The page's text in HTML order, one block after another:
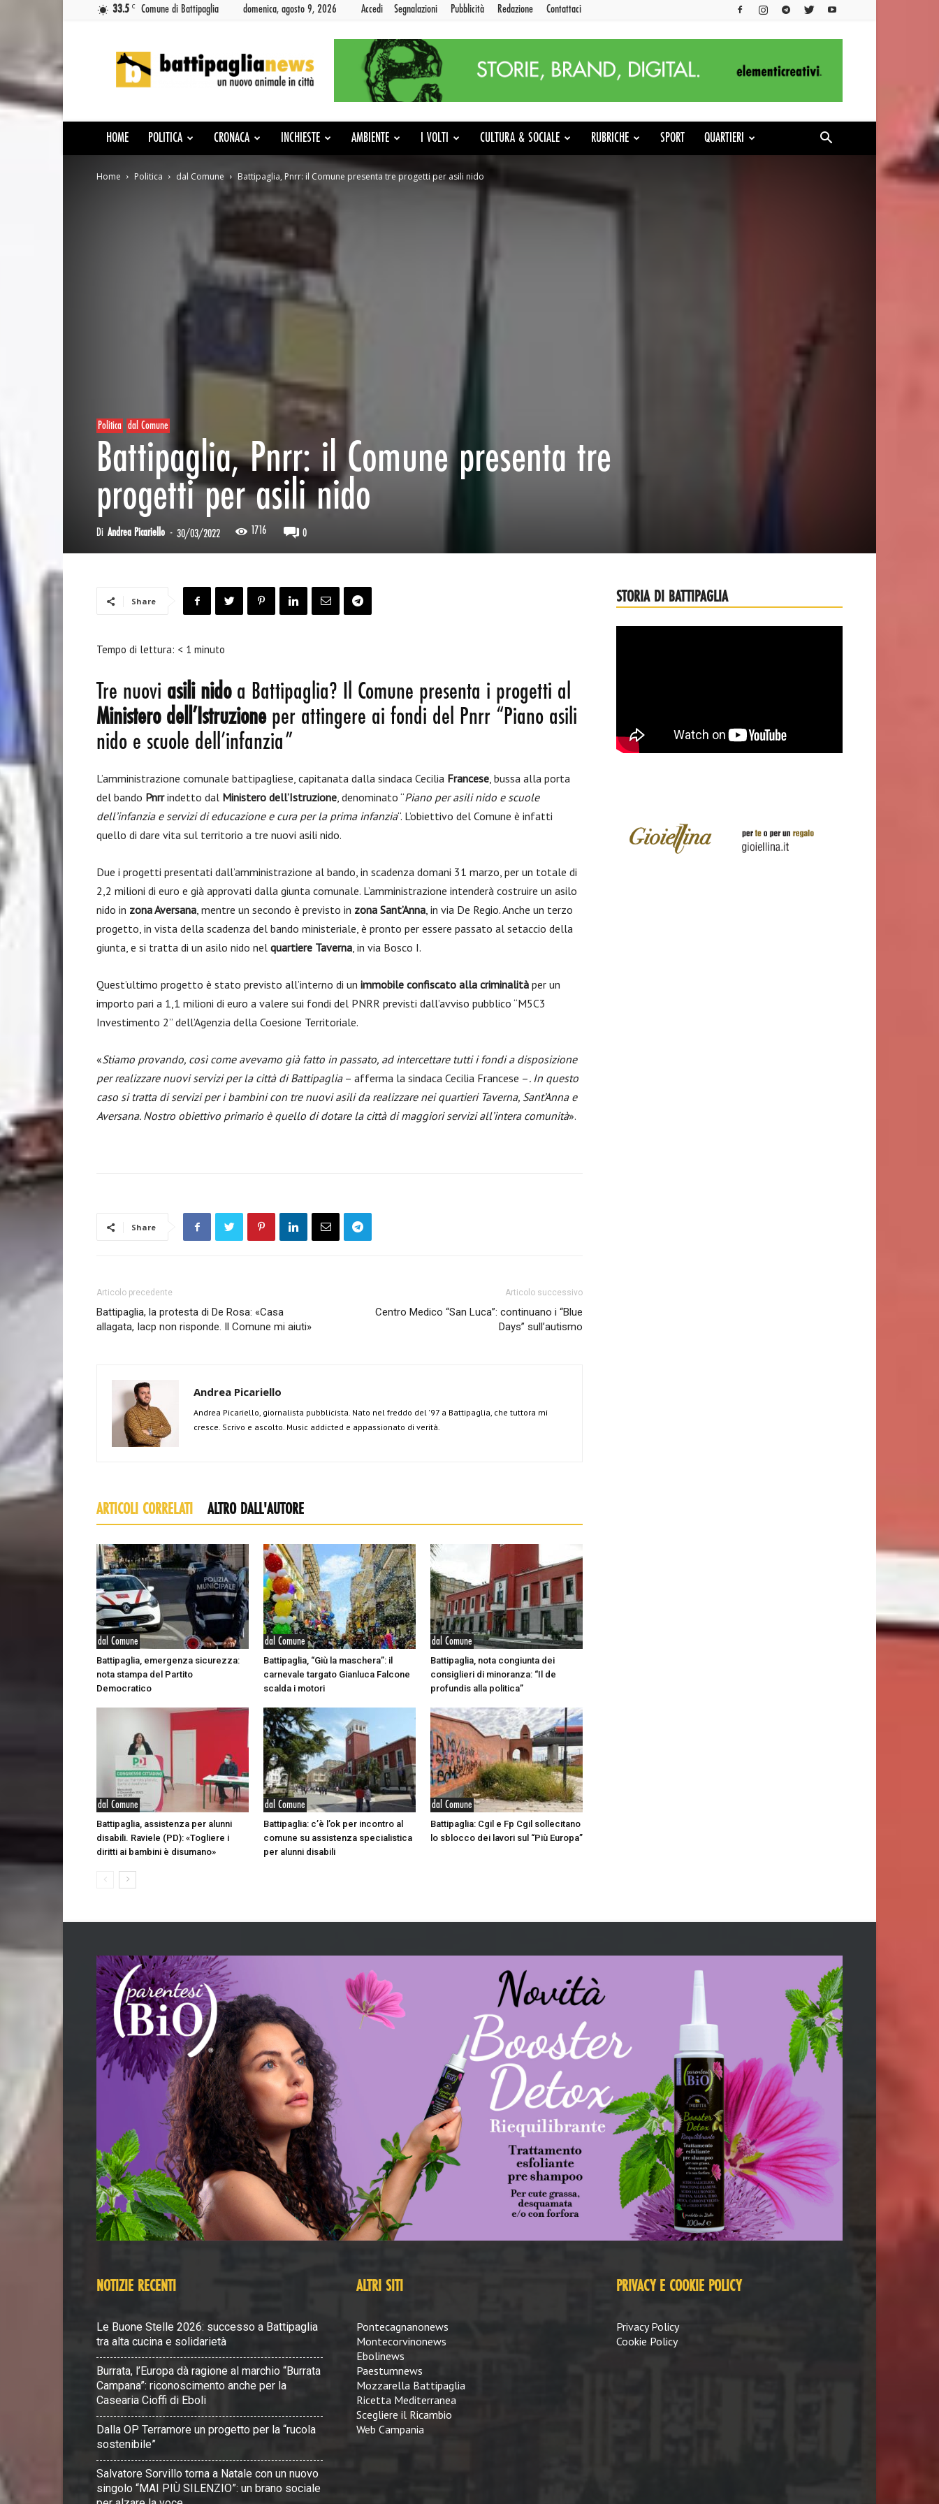
33.5 C Comune di Battipaglia domenica, agosto 9, 2026 Accedi Segnalazioni Pubblicità Redazione Contattaci
News
HOME POLITICA CRONACA INCHIESTE AMBIENTE I VOLTI CULTURA & SOCIALE RUBRICHE SPORT QUARTIERI
Home Politica dal Comune Battipaglia, Pnrr: il Comune presenta tre progetti per asili nido
Politica dal Comune
Battipaglia, Pnrr: il Comune presenta tre
progetti per asili nido
Di Andrea Picariello - 30/03/2022 1716 0
Share
Tempo di lettura: < 1 minuto
Tre nuovi asili nidoa Battipaglia? Il Comune presenta i progetti al
Ministero dell’Istruzioneper attingere ai fondi del Pnrr “Piano asili
nido e scuole dell’infanzia”
L’amministrazione comunale battipagliese, capitanata dalla sindaca Cecilia Francese, bussa alla porta
del bando Pnrrindetto dal Ministero dell’Istruzione, denominato “Piano per asili nido e scuole
dell’infanzia e servizi di educazione e cura per la prima infanzia“. L’obiettivo del Comune è infatti
quello di dare vita sul territorio a tre nuovi asili nido.
Due i progetti presentati dall’amministrazione al bando, in scadenza domani 31 marzo, per un totale di
2,2 milioni di euro e già approvati dalla giunta comunale. L’amministrazione intenderà costruire un asilo
nido in zona Aversana, mentre un secondo è previsto in zona Sant’Anna, in via De Regio. Anche un terzo
progetto, in vista della scadenza del bando ministeriale, è pronto per essere passato al setaccio della
giunta, e si tratta di un asilo nido nel quartiere Taverna, in via Bosco I.
Quest’ultimo progetto è stato previsto all’interno di un immobile confiscato alla criminalità per un
importo pari a 1,1 milioni di euro a valere sui fondi del PNRR previsti dall’avviso pubblico “M5C3
Investimento 2” dell’Agenzia della Coesione Territoriale.
«Stiamo provando, così come avevamo già fatto in passato, ad intercettare tutti i fondi a disposizione
per realizzare nuovi servizi per la città di Battipaglia– afferma la sindaca Cecilia Francese –. In questo
caso si tratta di servizi per i bambini con tre nuovi asili da realizzare nei quartieri Taverna, Sant’Anna e
Aversana. Nostro obiettivo primario è quello di dotare la città di maggiori servizi all’intera comunità».
Share
Articolo precedente
Battipaglia, la protesta di De Rosa: «Casa
allagata, Iacp non risponde. Il Comune mi aiuti»
Articolo successivo
Centro Medico “San Luca”: continuano i “Blue
Days” sull’autismo
Andrea Picariello
Andrea Picariello, giornalista pubblicista. Nato nel freddo del '97 a Battipaglia, che tuttora mi
cresce. Scrivo e ascolto. Music addicted e appassionato di verità.
ARTICOLI CORRELATI ALTRO DALL'AUTORE
dal Comune
Battipaglia, emergenza sicurezza:
nota stampa del Partito
Democratico
dal Comune
Battipaglia, “Giù la maschera”: il
carnevale targato Gianluca Falcone
scalda i motori
dal Comune
Battipaglia, nota congiunta dei
consiglieri di minoranza: “Il de
profundis alla politica”
dal Comune
Battipaglia, assistenza per alunni
disabili. Raviele (PD): «Togliere i
diritti ai bambini è disumano»
dal Comune
Battipaglia: c’è l’ok per incontro al
comune su assistenza specialistica
per alunni disabili
dal Comune
Battipaglia: Cgil e Fp Cgil sollecitano
lo sblocco dei lavori sul “Più Europa”
STORIA DI BATTIPAGLIA
NOTIZIE RECENTI
Le Buone Stelle 2026: successo a Battipaglia
tra alta cucina e solidarietà
Burrata, l’Europa dà ragione al marchio “Burrata
Campana”: riconoscimento anche per la
Casearia Cioffi di Eboli
Dalla OP Terramore un progetto per la “rucola
sostenibile”
Salvatore Sorvillo torna a Natale con un nuovo
singolo “MAI PIÙ SILENZIO”: un brano sociale
ALTRI SITI
Pontecagnanonews
Montecorvinonews
Ebolinews
Paestumnews
Mozzarella Battipaglia
Ricetta Mediterranea
Scegliere il Ricambio
Web Campania
PRIVACY E COOKIE POLICY
Privacy Policy
Cookie Policy